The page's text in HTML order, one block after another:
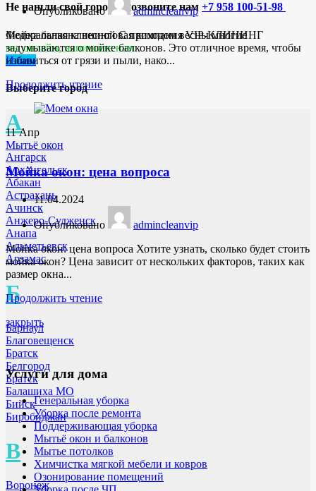
Не нашли свой город ? позвоните нам +7 958 100-51-98
Федеральная клининговая компания VIP-КЛИНИНГ
мы онлайн, напишите нам:
Ишим
Выберите город
А
Ангарск
Архангельск
Абакан
Астрахань
Ачинск
Анжеро-Судженск
Анапа
Альметьевск
Арзамас
Б
Барнаул
Благовещенск
Братск
Белгород
Братск
Балашиха МО
Бийск
Биробиджан
В
Воронеж
Опубликовано
admincleanvip
Мойка балкона весной С приходом весны многие
задумываются о мойке балконов. Это отличное время, чтобы
избавиться от грязи и пыли, нако...
Продолжить чтение
11Апр
Мытьё окон
Мойка окон: цена вопроса
11.04.2024
Опубликовано
admincleanvip
Мойка окон: цена вопроса Хотите узнать, сколько будет стоить
мойка окон? Цена зависит от нескольких факторов, таких как
размер окна...
Продолжить чтение
закрыть
Услуги для дома
Генеральная уборка
Уборка после ремонта
Поддерживающая уборка
Мытьё окон и балконов
Мытье потолков
Химчистка мягкой мебели и ковров
Озонирование помещений